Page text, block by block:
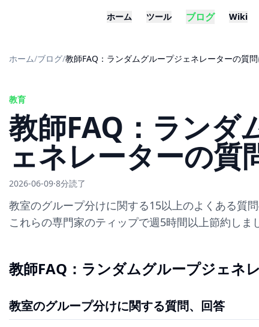
ホーム ツール ブログ Wiki
ホーム/ブログ/教師FAQ：ランダムグループジェネレーターの質
教育
教師FAQ：ランダ
ェネレーターの質
2026-06-09·8分読了
教室のグループ分けに関する15以上のよくある質
これらの専門家のティップで週5時間以上節約しま
教師FAQ：ランダムグループジェネ
教室のグループ分けに関する質問、回答